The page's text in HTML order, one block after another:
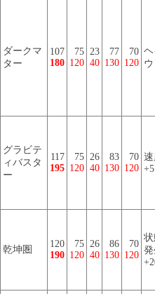
ダークマ
ター
107
180
75
120
23
40
77
130
70
120
グラビテ
ィバスタ
ー
117
195
75
120
26
40
83
130
70
120 +5
乾坤圏
120
190
75
120
26
40
86
130
70
120
状